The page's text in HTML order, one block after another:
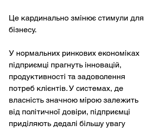
Це кардинально змінює стимули для
бізнесу.
У нормальних ринкових економіках
підприємці прагнуть інновацій,
продуктивності та задоволення
потреб клієнтів. У системах, де
власність значною мірою залежить
від політичної довіри, підприємці
приділяють дедалі більшу увагу